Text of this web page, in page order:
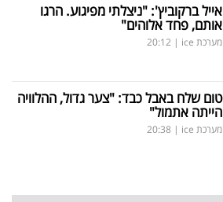
אייל ברקוביץ': "ניצלתי מפיגוע. הרגו
אותם, פחד אלוהים"
מערכת ice |
20:12
טום שלח באבל כבד: "צער גדול, ההלוויה
הייתה אתמול"
מערכת ice |
20:38